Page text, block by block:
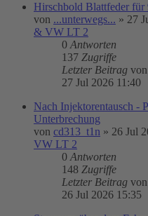
Hirschbold Blattfeder für
von ...unterwegs... » 27
& VW LT 2
0 Antworten
137 Zugriffe
Letzter Beitrag von
27 Jul 2026 11:40
Nach Injektorentausch -
Unterbrechung
von cd313_t1n » 26 Jul
VW LT 2
0 Antworten
148 Zugriffe
Letzter Beitrag von
26 Jul 2026 15:35